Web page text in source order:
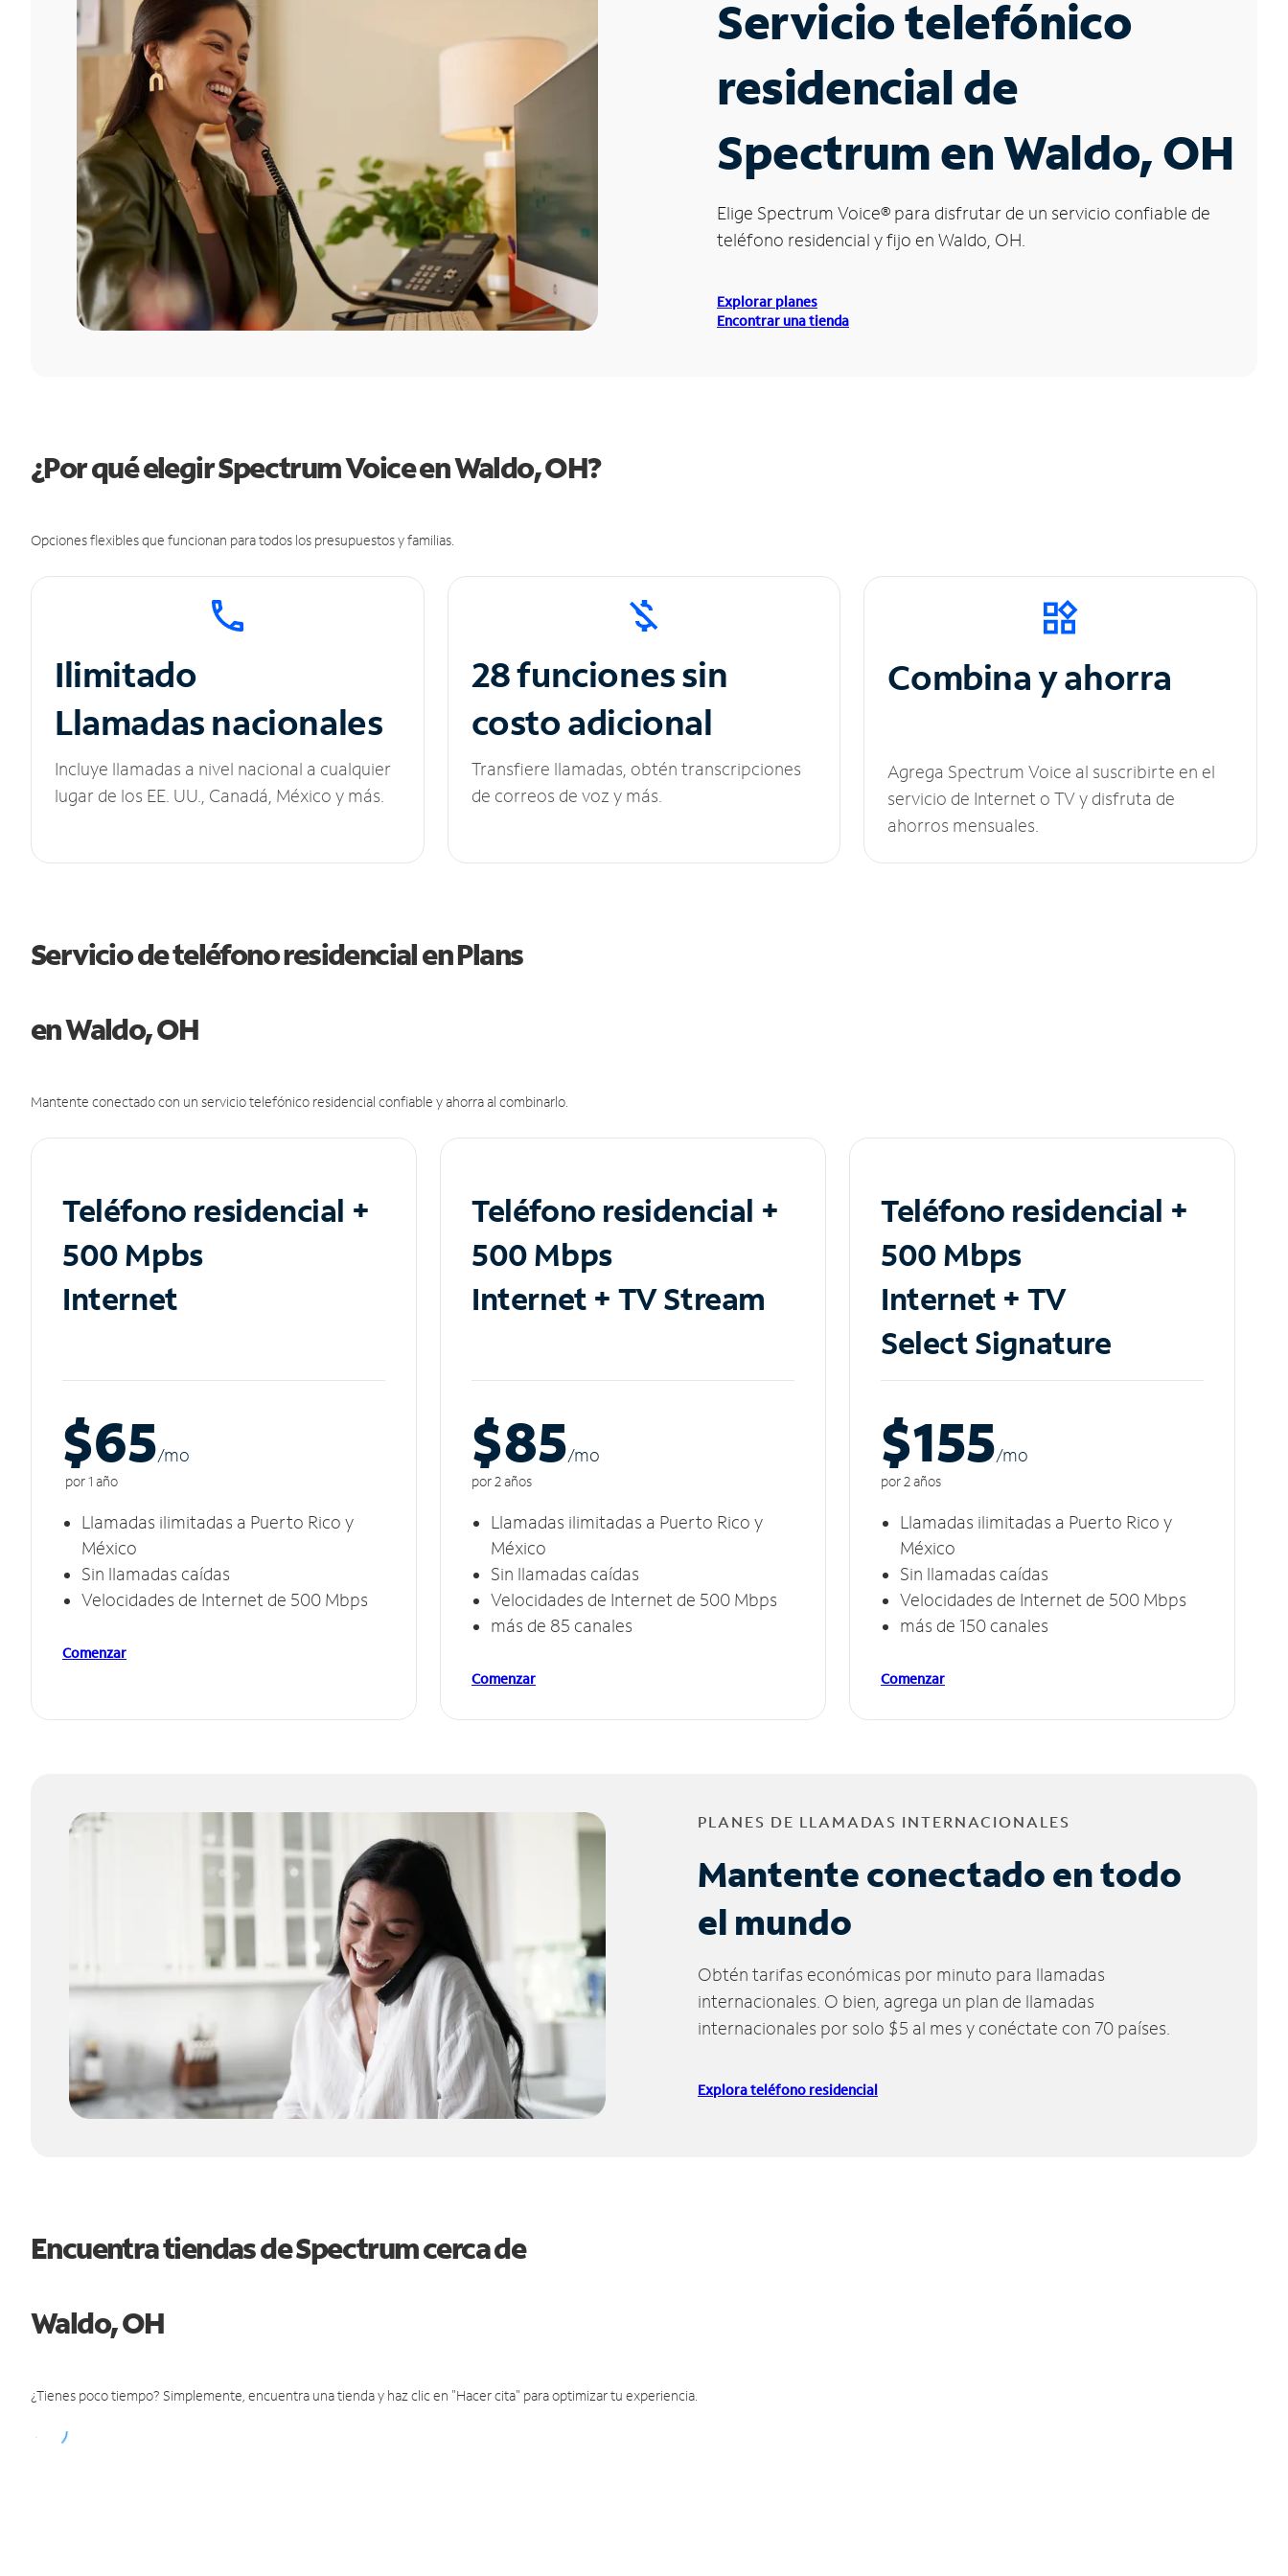
Servicio telefónico
residencial de
Spectrum en Waldo, OH
Elige Spectrum Voice® para disfrutar de un servicio confiable de
teléfono residencial y fijo en Waldo, OH.
Explorar planes
Encontrar una tienda
¿Por qué elegir Spectrum Voice en Waldo, OH?
Opciones flexibles que funcionan para todos los presupuestos y familias.
Ilimitado
Llamadas nacionales
Incluye llamadas a nivel nacional a cualquier
lugar de los EE. UU., Canadá, México y más.
28 funciones sin
costo adicional
Transfiere llamadas, obtén transcripciones
de correos de voz y más.
Combina y ahorra
Agrega Spectrum Voice al suscribirte en el
servicio de Internet o TV y disfruta de
ahorros mensuales.
Servicio de teléfono residencial en Plans
en Waldo, OH
Mantente conectado con un servicio telefónico residencial confiable y ahorra al combinarlo.
Teléfono residencial +
500 Mpbs
Internet
$65/mo
por 1 año
Llamadas ilimitadas a Puerto Rico y
México
Sin llamadas caídas
Velocidades de Internet de 500 Mbps
Comenzar
Teléfono residencial +
500 Mbps
Internet + TV Stream
$85/mo
por 2 años
Llamadas ilimitadas a Puerto Rico y
México
Sin llamadas caídas
Velocidades de Internet de 500 Mbps
más de 85 canales
Comenzar
Teléfono residencial +
500 Mbps
Internet + TV
Select Signature
$155/mo
por 2 años
Llamadas ilimitadas a Puerto Rico y
México
Sin llamadas caídas
Velocidades de Internet de 500 Mbps
más de 150 canales
Comenzar
PLANES DE LLAMADAS INTERNACIONALES
Mantente conectado en todo
el mundo
Obtén tarifas económicas por minuto para llamadas
internacionales. O bien, agrega un plan de llamadas
internacionales por solo $5 al mes y conéctate con 70 países.
Explora teléfono residencial
Encuentra tiendas de Spectrum cerca de
Waldo, OH
¿Tienes poco tiempo? Simplemente, encuentra una tienda y haz clic en "Hacer cita" para optimizar tu experiencia.